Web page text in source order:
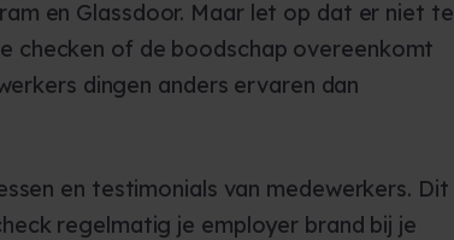
en Glassdoor. Maar let op dat er niet te
checken of de boodschap overeenkomt
dingen anders ervaren dan
en testimonials van medewerkers. Dit
regelmatig je employer brand bij je